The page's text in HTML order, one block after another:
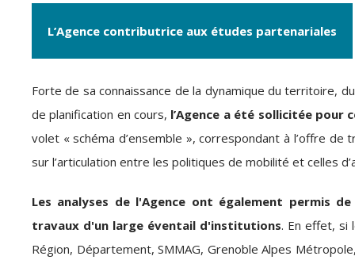
L’Agence contributrice aux études partenariales
Forte de sa connaissance de la dynamique du territoire,
de planification en cours, l’Agence a été sollicitée pour
volet « schéma d’ensemble », correspondant à l’offre
sur l’articulation entre les politiques de mobilité et celles
Les analyses de l'Agence ont également permis
travaux d'un large éventail d'institutions. En effet, si
Région, Département, SMMAG, Grenoble Alpes